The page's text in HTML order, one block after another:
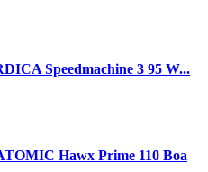
Speedmachine 3 95 W...
Hawx Prime 110 Boa